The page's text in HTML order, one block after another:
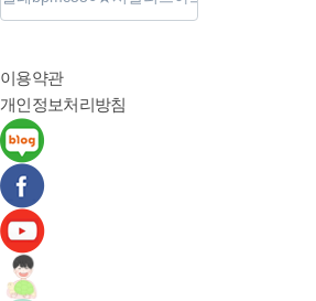
이용약관
개인정보처리방침